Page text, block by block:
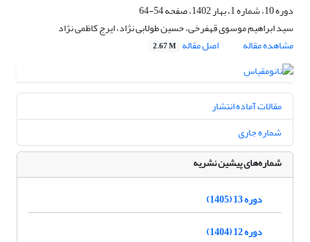
دوره 10، شماره 1، بهار 1402، صفحه
54-64
سید ابراهیم موسوی قهفرخی، حسین طولابی نژاد، ایرج کاظمی نژاد
مشاهده مقاله
اصل مقاله 2.67 M
مقالات آماده انتشار
شماره جاری
شماره‌های پیشین نشریه
دوره 13 (1405)
دوره 12 (1404)